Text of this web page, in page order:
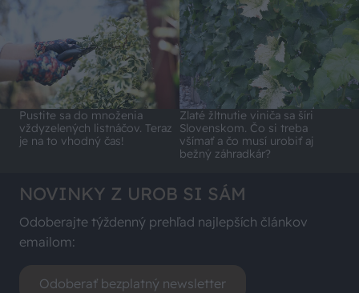
Pustite sa do množenia
vždyzelených listnáčov. Teraz
je na to vhodný čas!
Zlaté žltnutie viniča sa šíri
Slovenskom. Čo si treba
všímať a čo musí urobiť aj
bežný záhradkár?
NOVINKY Z UROB SI SÁM
Odoberajte týždenný prehľad najlepších článkov
emailom:
Odoberať bezplatný newsletter